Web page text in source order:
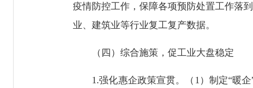
疫情防控工作，保障各项预防处置工作落
业、建筑业等行业复工复产数据。
（四）综合施策，促工业大盘稳定
1.强化惠企政策宣贯。（1）制定“暖企